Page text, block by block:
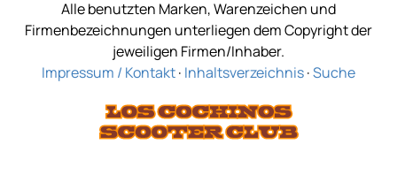
Alle benutzten Marken, Warenzeichen und
Firmenbezeichnungen unterliegen dem Copyright der
jeweiligen Firmen/Inhaber.
Impressum / Kontakt· Inhaltsverzeichnis·Suche